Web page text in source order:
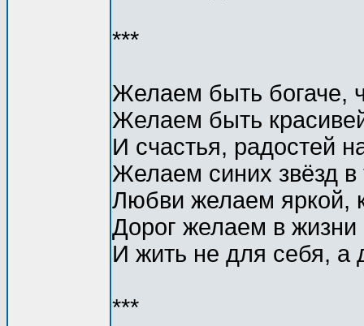
***
Желаем быть богаче,
Желаем быть
И счастья, радостей
Желаем синих звёзд
Любви желаем яркой,
Дорог желаем в жизни
И жить не для себя, а
***